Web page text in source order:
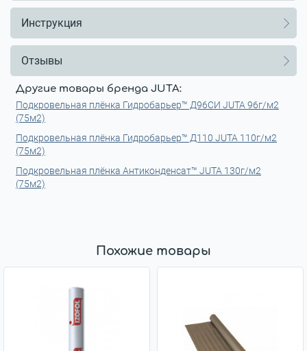
Инструкция
Отзывы
Другие товары бренда JUTA:
Подкровельная плёнка Гидробарьер™ Д96СИ JUTA 96г/м2
(75м2)
Подкровельная плёнка Гидробарьер™ Д110 JUTA 110г/м2
(75м2)
Подкровельная плёнка Антиконденсат™ JUTA 130г/м2
(75м2)
Похожие товары